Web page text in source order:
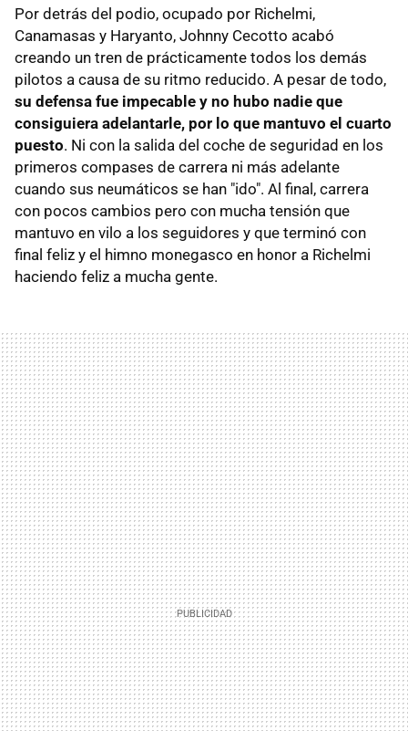
Por detrás del podio, ocupado por Richelmi,
Canamasas y Haryanto, Johnny Cecotto acabó
creando un tren de prácticamente todos los demás
pilotos a causa de su ritmo reducido. A pesar de todo,
su defensa fue impecable y no hubo nadie que
consiguiera adelantarle, por lo que mantuvo el cuarto
puesto. Ni con la salida del coche de seguridad en los
primeros compases de carrera ni más adelante
cuando sus neumáticos se han "ido". Al final, carrera
con pocos cambios pero con mucha tensión que
mantuvo en vilo a los seguidores y que terminó con
final feliz y el himno monegasco en honor a Richelmi
haciendo feliz a mucha gente.